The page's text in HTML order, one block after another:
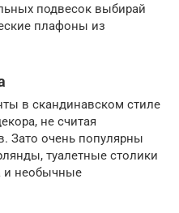
подвесок выбирай
плафоны из
в скандинавском стиле
не считая
Зато очень популярны
туалетные столики
и необычные